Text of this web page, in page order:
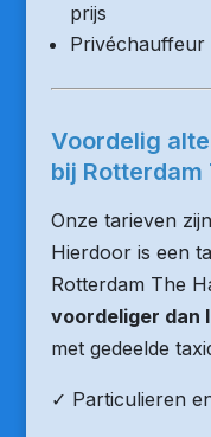
prijs
Voordelig
bij
Onze tarieven
Hierdoor is een
Rotterdam The
voordeliger dan
met gedeelde
✓ Particulieren